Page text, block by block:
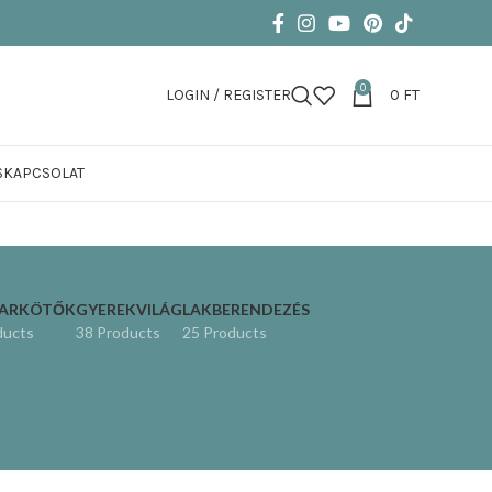
LOGIN / REGISTER 0 0 FT
KAPCSOLAT
GYEREKVILÁG
38 Products
LAKBERENDEZÉS
25 Products